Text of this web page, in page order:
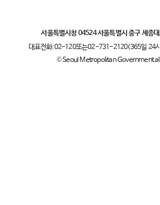
서울특별시청 04524 서울특별시 중구 세종
대표전화:02-120또는02-731-2120(365일 24
© Seoul Metropolitan Government